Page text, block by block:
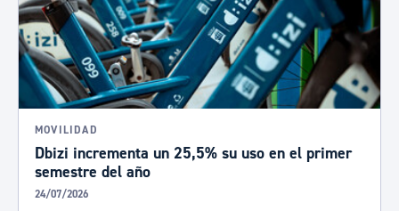
MOVILIDAD
Dbizi incrementa un 25,5% su uso en el primer
semestre del año
24/07/2026